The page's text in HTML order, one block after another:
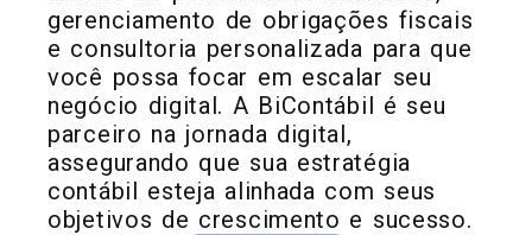
gerenciamento de obrigações fiscais
e consultoria personalizada para que
você possa focar em escalar seu
negócio digital. A BiContábil é seu
parceiro na jornada digital,
assegurando que sua estratégia
contábil esteja alinhada com seus
objetivos de crescimento e sucesso.